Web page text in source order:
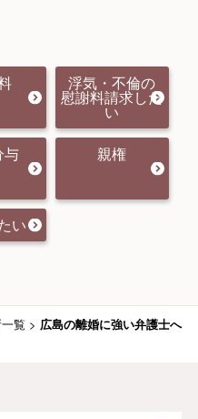
浮気・不倫の
慰謝料請求した
い
与 親権
い
覧 > 広島の離婚に強い弁護士へ